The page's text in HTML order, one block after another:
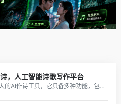
，人工智能诗歌写作平台
诗三百是一款功能强大的AI作诗工具，它具备多种功能，包括AI作诗、AI藏头诗、AI古文学、AI今文学、AI文案和AI对联。